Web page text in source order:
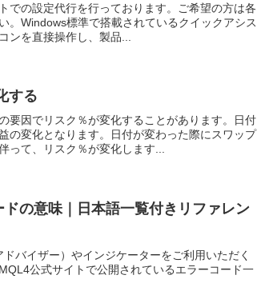
での設定代行を行っております。ご希望の方は各
。Windows標準で搭載されているクイックアシス
ンを直接操作し、製品...
する
要因でリスク％が変化することがあります。日付
の変化となります。日付が変わった際にスワップ
って、リスク％が変化します...
の意味｜日本語一覧付きリファレン
バイザー）やインジケーターをご利用いただく
公式サイトで公開されているエラーコード一